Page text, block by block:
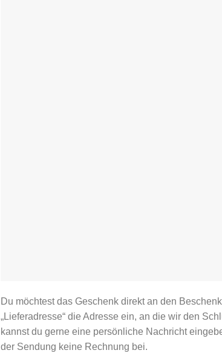
Du möchtest das Geschenk direkt an den
„Lieferadresse“ die Adresse ein, an die wir den
kannst du gerne eine persönliche Nachricht
der Sendung keine Rechnung bei.